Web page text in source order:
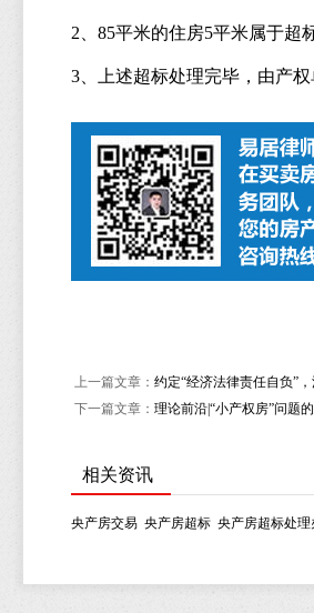
2 85平米的住房5平米属于超
3 、上述超标处理完毕，由产
上一篇文章： 约定“经济法律责任自负”
下一篇文章： 理论前沿|“小产权房”问题
相关资讯
央产房交易 央产房超标 央产房超标处理